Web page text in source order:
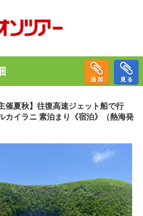
催夏秋】往復高速ジェット船で行
イラニ 素泊まり《宿泊》（熱海発